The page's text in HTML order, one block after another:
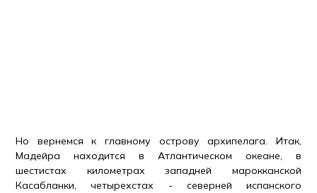
Но вернемся к главному острову архипелага. Итак,
Мадейра находится в Атлантическом океане, в
шестистах километрах западней марокканской
Касабланки, четырехстах - северней испанского